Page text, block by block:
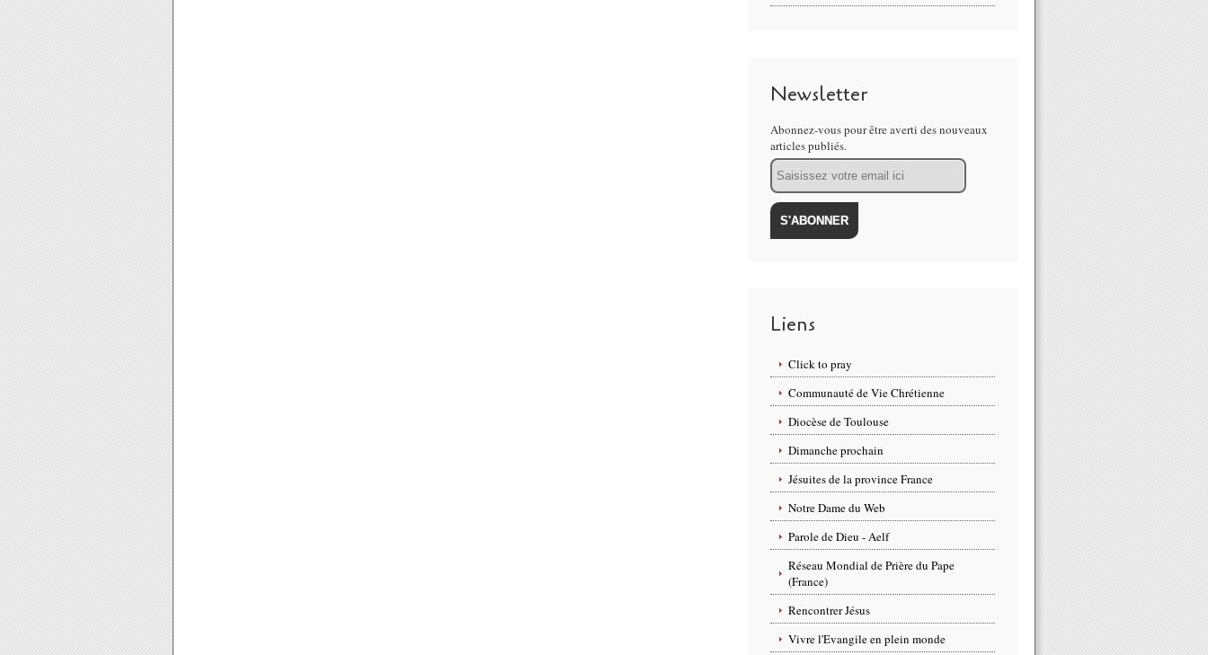
Newsletter
Abonnez-vous pour être averti des nouveaux
articles publiés.
Email
Liens
Click to pray
Communauté de Vie Chrétienne
Diocèse de Toulouse
Dimanche prochain
Jésuites de la province France
Notre Dame du Web
Parole de Dieu - Aelf
Réseau Mondial de Prière du Pape
(France)
Rencontrer Jésus
Vivre l'Evangile en plein monde